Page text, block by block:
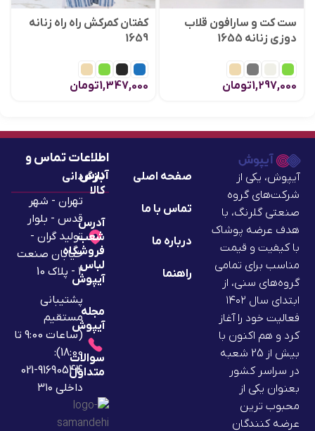
ست کت و سارافون قلاب
دوزی زنانه 1655
1,297,000تومان
کفتان کمرکش راه راه زنانه
1659
1,347,000تومان
آیپوش، یکی از
شرکت‌های گروه
صنعتی گلرنگ، با
هدف عرضه پوشاک
با کیفیت و قیمت
مناسب برای تمامی
گروه‌های سنی، از
ابتدای سال ۱۴۰۲
فعالیت خود را آغاز
کرد و هم اکنون با
بیش از 25 شعبه
در سراسر کشور
بعنوان یکی از
محبوب ترین
عرضه کنندگان
صفحه اصلی
تماس با ما
درباره ما
راهنما
بازگردانی
کالا
آدرس
شعب
فروشگاه
لباس
آیپوش
مجله
آیپوش
سوالات
متداول
تهران - شهر
قدس - بلوار
تولید گران -
خیابان صنعت
2 - پلاک 10
پشتیبانی
مستقیم
(ساعات 9:00 تا
18:00):
91690544-021
داخلی ۳۱۰
اطلاعات تماس و
آدرس